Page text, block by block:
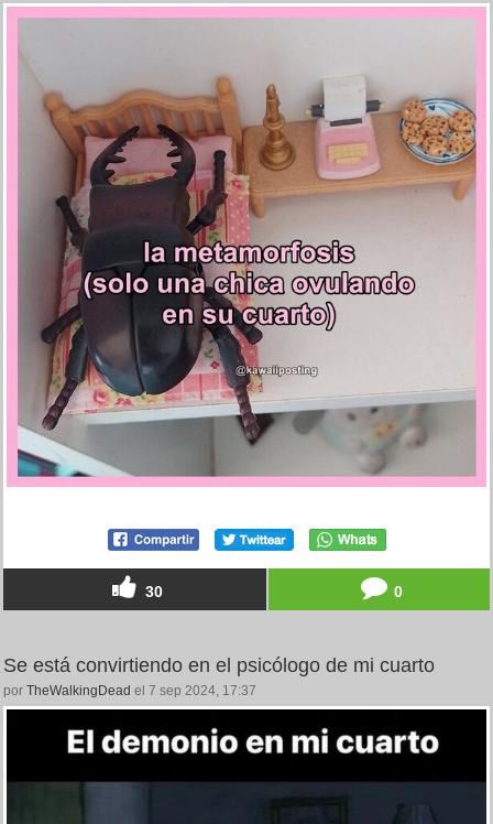
30 0
Se está convirtiendo en el psicólogo de mi cuarto
por TheWalkingDead el 7 sep 2024, 17:37